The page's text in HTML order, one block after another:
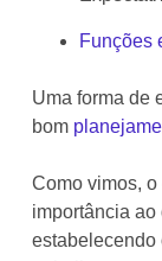
Funções
Uma forma de
bom
Como vimos,
importância ao
estabelecendo